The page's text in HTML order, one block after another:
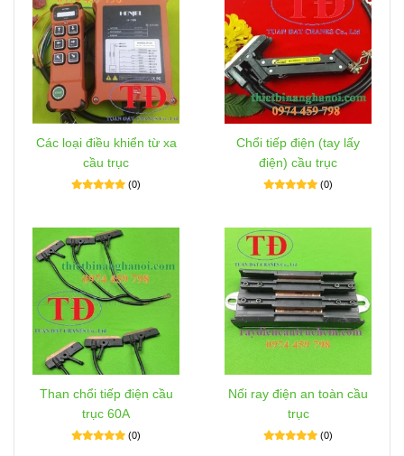
Các loại điều khiển từ xa
cầu trục
(0)
Chổi tiếp điện (tay lấy
điện) cầu trục
(0)
Than chổi tiếp điện cầu
trục 60A
(0)
Nối ray điện an toàn cầu
trục
(0)